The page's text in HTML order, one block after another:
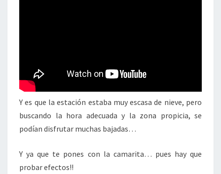
Y es que la estación estaba muy escasa de nieve, pero
buscando la hora adecuada y la zona propicia, se
podían disfrutar muchas bajadas…
Y ya que te pones con la camarita… pues hay que
probar efectos!!